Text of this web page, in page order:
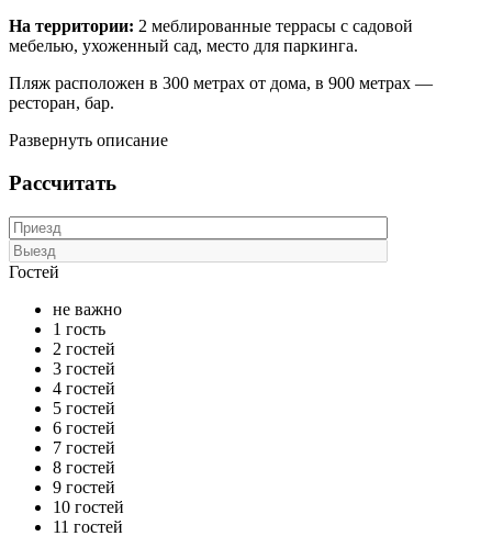
На территории: 2 меблированные террасы с садовой
мебелью, ухоженный сад, место для паркинга.
Пляж расположен в 300 метрах от дома, в 900 метрах —
ресторан, бар.
Развернуть описание
Рассчитать
Гостей
не важно
1 гость
2 гостей
3 гостей
4 гостей
5 гостей
6 гостей
7 гостей
8 гостей
9 гостей
10 гостей
11 гостей